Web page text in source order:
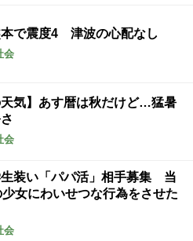
で震度4 津波の心配なし
会
天気】あす暦は秋だけど…猛暑
会
装い「パパ活」相手募集 当
少女にわいせつな行為をさせた
会